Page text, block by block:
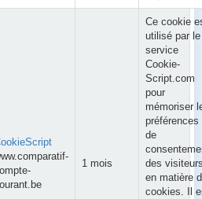
1 mois
Ce cookie
utilisé par le
service
Cookie-
Script.com
pour
mémoriser
préférences
de
des
en matière
cookies. Il